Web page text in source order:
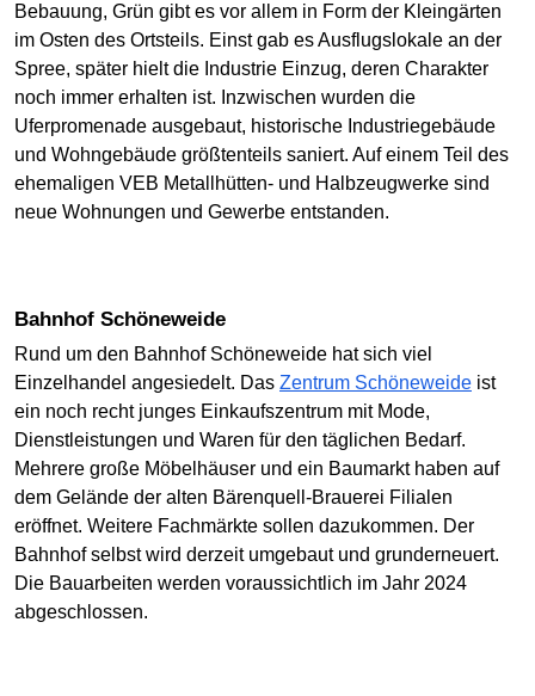
Bebauung, Grün gibt es vor allem in Form der Kleingärten
im Osten des Ortsteils. Einst gab es Ausflugslokale an der
Spree, später hielt die Industrie Einzug, deren Charakter
noch immer erhalten ist. Inzwischen wurden die
Uferpromenade ausgebaut, historische Industriegebäude
und Wohngebäude größtenteils saniert. Auf einem Teil des
ehemaligen VEB Metallhütten- und Halbzeugwerke sind
neue Wohnungen und Gewerbe entstanden.
Bahnhof Schöneweide
Rund um den Bahnhof Schöneweide hat sich viel
Einzelhandel angesiedelt. Das Zentrum Schöneweide ist
ein noch recht junges Einkaufszentrum mit Mode,
Dienstleistungen und Waren für den täglichen Bedarf.
Mehrere große Möbelhäuser und ein Baumarkt haben auf
dem Gelände der alten Bärenquell-Brauerei Filialen
eröffnet. Weitere Fachmärkte sollen dazukommen. Der
Bahnhof selbst wird derzeit umgebaut und grunderneuert.
Die Bauarbeiten werden voraussichtlich im Jahr 2024
abgeschlossen.